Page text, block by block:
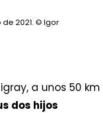
2021. © Igor
a unos 50 km
dos hijos